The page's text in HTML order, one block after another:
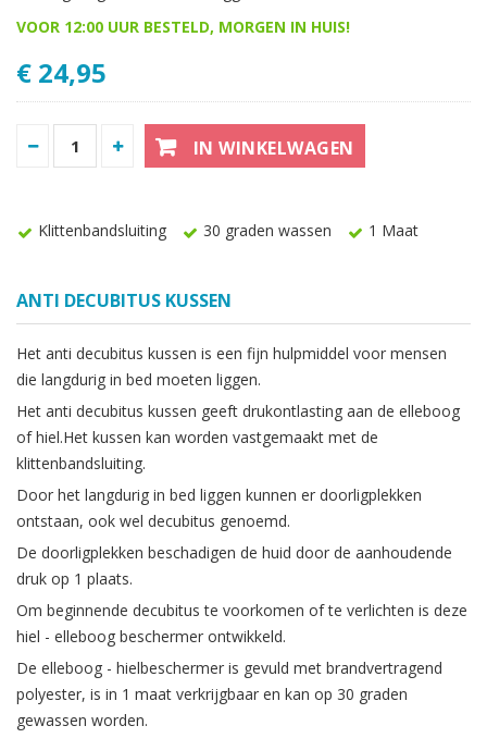
VOOR 12:00 UUR BESTELD, MORGEN IN HUIS!
€ 24,95
IN WINKELWAGEN
Klittenbandsluiting 30 graden wassen 1 Maat
ANTI DECUBITUS KUSSEN
Het anti decubitus kussen is een fijn hulpmiddel voor mensen
die langdurig in bed moeten liggen.
Het anti decubitus kussen geeft drukontlasting aan de elleboog
of hiel.Het kussen kan worden vastgemaakt met de
klittenbandsluiting.
Door het langdurig in bed liggen kunnen er doorligplekken
ontstaan, ook wel decubitus genoemd.
De doorligplekken beschadigen de huid door de aanhoudende
druk op 1 plaats.
Om beginnende decubitus te voorkomen of te verlichten is deze
hiel - elleboog beschermer ontwikkeld.
De elleboog - hielbeschermer is gevuld met brandvertragend
polyester, is in 1 maat verkrijgbaar en kan op 30 graden
gewassen worden.